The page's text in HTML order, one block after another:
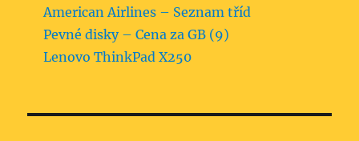
American Airlines – Seznam tříd
Pevné disky – Cena za GB (9)
Lenovo ThinkPad X250